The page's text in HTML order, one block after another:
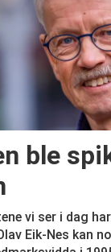
ble
vi ser i dag
Eik-Nes kan